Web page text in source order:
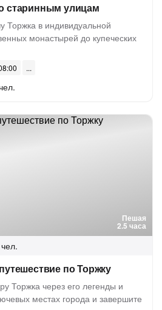
старинным улицам
Торжка в индивидуальной
монастырей до купеческих
Пешая
2.5 часа
по Торжку
Торжка через его легенды и
местах города и завершите